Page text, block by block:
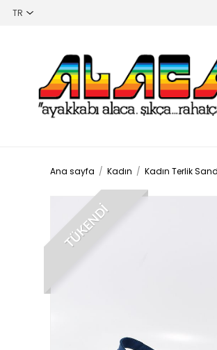
Ana sayfa / Kadın / Kadın Terlik
TÜKENDİ